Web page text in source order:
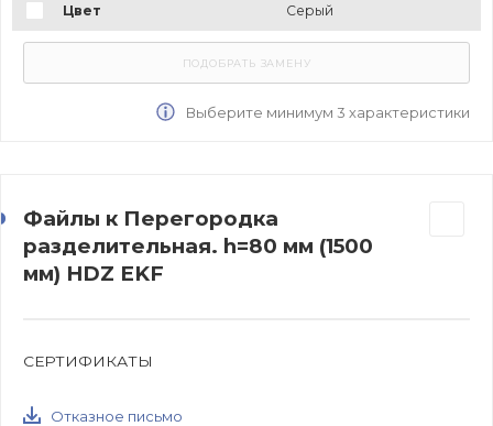
Цвет Серый
Выберите минимум 3 характеристики
Файлы к Перегородка
разделительная. h=80 мм (1500
мм) HDZ EKF
СЕРТИФИКАТЫ
Отказное письмо